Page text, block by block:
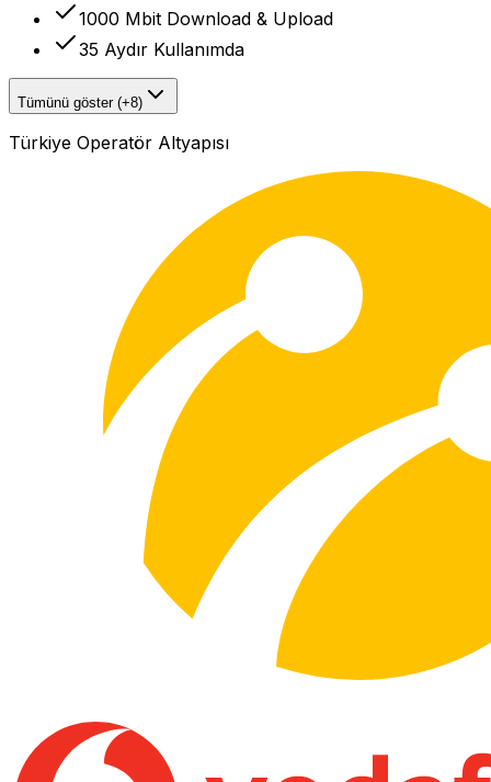
1000 Mbit Download & Upload
35 Aydır Kullanımda
Tümünü göster (+8)
Türkiye Operatör Altyapısı